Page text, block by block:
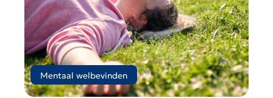
Mentaal welbevinden